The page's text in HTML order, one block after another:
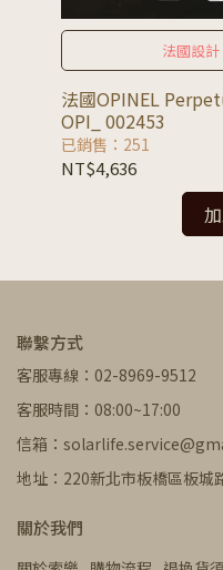
法國設
法國OPINEL
OPI_ 002453
已銷售：251
NT$4,636
聯繫方式
客服專線：02-8969-9512
客服時間：08:00~17:00
信箱：
地址：220新北市板橋區板城
關於我們